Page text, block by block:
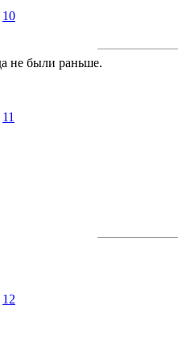
10
не были раньше.
11
12